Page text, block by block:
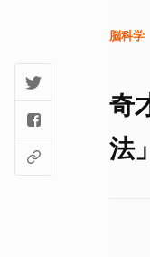
脳科学
奇
法